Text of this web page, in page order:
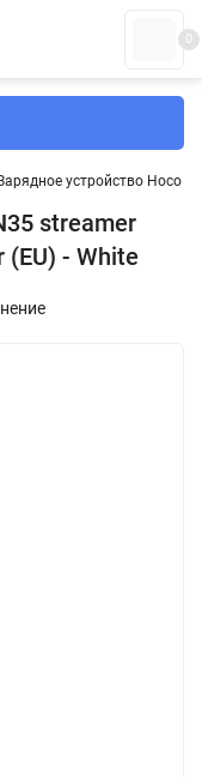
0
устройство Hoco
streamer
(EU) - White